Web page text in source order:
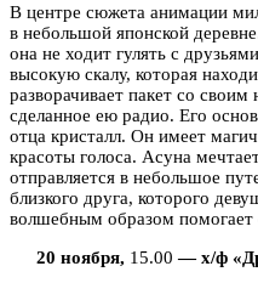
В центре сюжета анимации
в небольшой японской
она не ходит гулять с
высокую скалу, которая
разворачивает пакет со
сделанное ею радио. Его
отца кристалл. Он имеет
красоты голоса. Асуна
отправляется в небольшое
близкого друга, которого
волшебным образом помогает
20 ноября, 15.00 — х/ф